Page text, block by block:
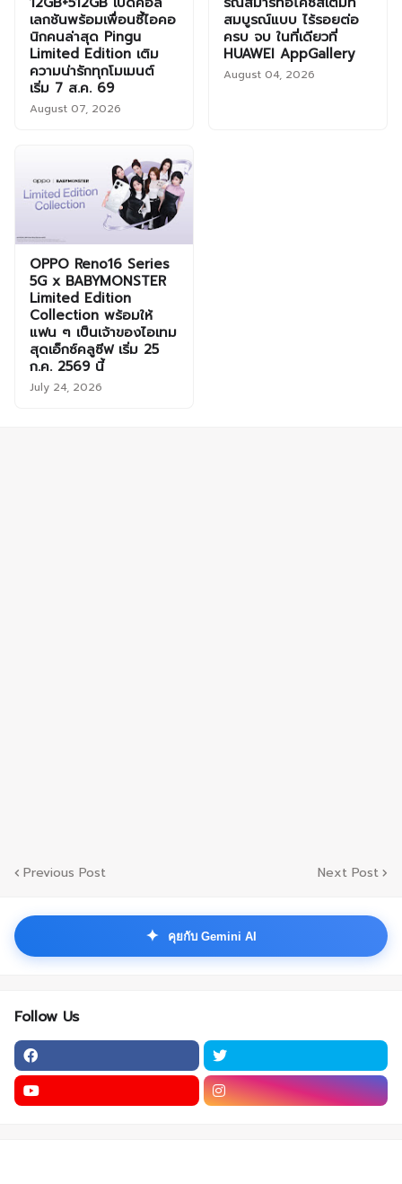
เลกชันพร้อมเพื่อนซี้ไอคอ
นิกคนล่าสุด Pingu
Limited Edition เติม
ความน่ารักทุกโมเมนต์
เริ่ม 7 ส.ค. 69
August 07, 2026
สมบูรณ์แบบ ไร้รอยต่อ
ครบ จบ ในที่เดียวที่
HUAWEI AppGallery
August 04, 2026
OPPO Reno16 Series
5G x BABYMONSTER
Limited Edition
Collection พร้อมให้
แฟน ๆ เป็นเจ้าของไอเทม
สุดเอ็กซ์คลูซีฟ เริ่ม 25
ก.ค. 2569 นี้
July 24, 2026
Previous Post Next Post
✦ คุยกับ Gemini AI
Follow Us